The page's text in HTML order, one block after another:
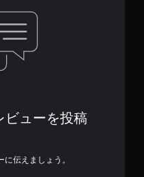
ビューを投稿
伝えましょう。